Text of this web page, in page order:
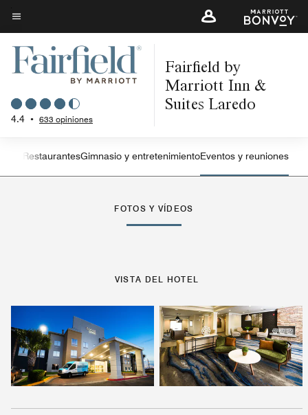
Skip
to
main
content
Texto del menú
4.4 • 633 opiniones
Fairfield by
Marriott Inn &
Suites Laredo
Flecha izquierda
RestaurantesGimnasio y entretenimientoEventos y reuniones
FOTOS Y VÍDEOS
VISTA DEL HOTEL